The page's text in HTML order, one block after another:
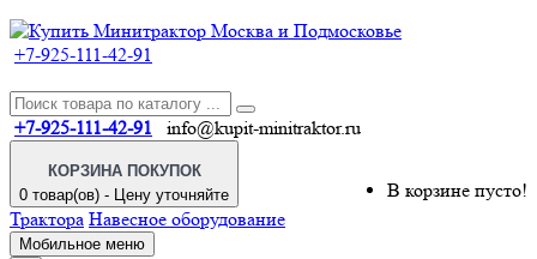
+7-925-111-42-91
+7-925-111-42-91 info@kupit-minitraktor.ru
КОРЗИНА ПОКУПОК
0 товар(ов) - Цену уточняйте
В корзине пусто!
Трактора Навесное оборудование
Мобильное меню